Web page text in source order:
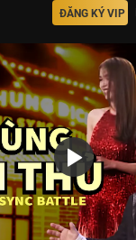
ĐĂNG KÝ VIP